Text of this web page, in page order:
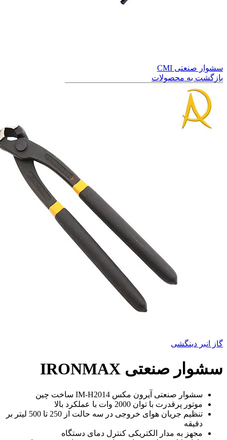
سشوار صنعتی CMI
بازگشت به محصولات
گاز انبر دینگشی
سشوار صنعتی IRONMAX
سشوار صنعتی آیرون مکس IM-H2014 ساخت چین
موتور پرقدرت با توان 2000 وات با عملکرد بالا
تنظیم جریان هوای خروجی در سه حالت از 250 تا 500 لیتر بر
دقیقه
مجهز به مدار الکتریکی کنترل دمای دستگاه